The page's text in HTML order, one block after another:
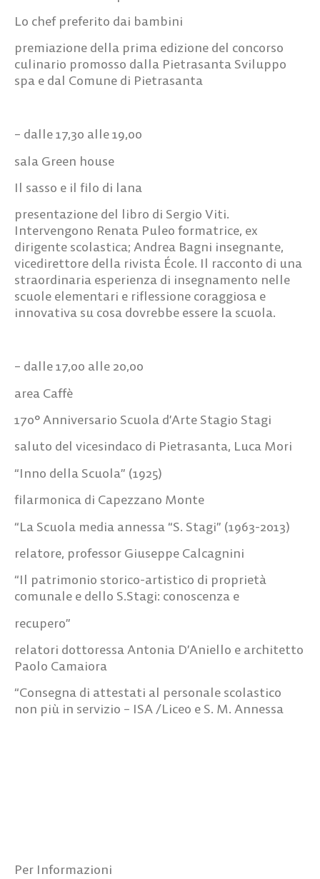
Lo chef preferito dai bambini
premiazione della prima edizione del concorso
culinario promosso dalla Pietrasanta Sviluppo
spa e dal Comune di Pietrasanta
– dalle 17,30 alle 19,00
sala Green house
Il sasso e il filo di lana
presentazione del libro di Sergio Viti.
Intervengono Renata Puleo formatrice, ex
dirigente scolastica; Andrea Bagni insegnante,
vicedirettore della rivista École. Il racconto di una
straordinaria esperienza di insegnamento nelle
scuole elementari e riflessione coraggiosa e
innovativa su cosa dovrebbe essere la scuola.
– dalle 17,00 alle 20,00
area Caffè
170° Anniversario Scuola d’Arte Stagio Stagi
saluto del vicesindaco di Pietrasanta, Luca Mori
“Inno della Scuola” (1925)
filarmonica di Capezzano Monte
“La Scuola media annessa “S. Stagi” (1963-2013)
relatore, professor Giuseppe Calcagnini
“Il patrimonio storico-artistico di proprietà
comunale e dello S.Stagi: conoscenza e
recupero”
relatori dottoressa Antonia D’Aniello e architetto
Paolo Camaiora
“Consegna di attestati al personale scolastico
non più in servizio – ISA /Liceo e S. M. Annessa
Per Informazioni